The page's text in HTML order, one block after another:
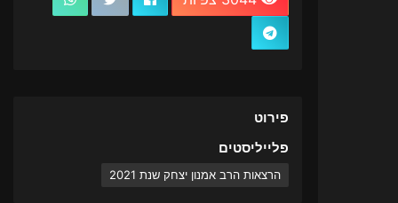
פירוט
פלייליסטים
הרצאות הרב אמנון יצחק שנת 2021